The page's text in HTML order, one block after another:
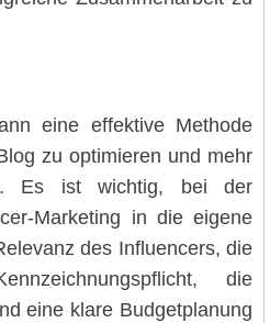
eine effektive Methode
zu optimieren und mehr
Es ist wichtig, bei der
Marketing in die eigene
des Influencers, die
die
eine klare Budgetplanung